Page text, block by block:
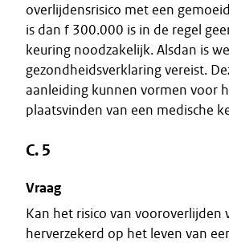
overlijdensrisico met een
is dan f 300.000 is in de regel
keuring noodzakelijk. Alsdan is
gezondheidsverklaring vereist.
aanleiding kunnen vormen voor
plaatsvinden van een medische
C. 5
Vraag
Kan het risico van vooroverlijden
herverzekerd op het leven van